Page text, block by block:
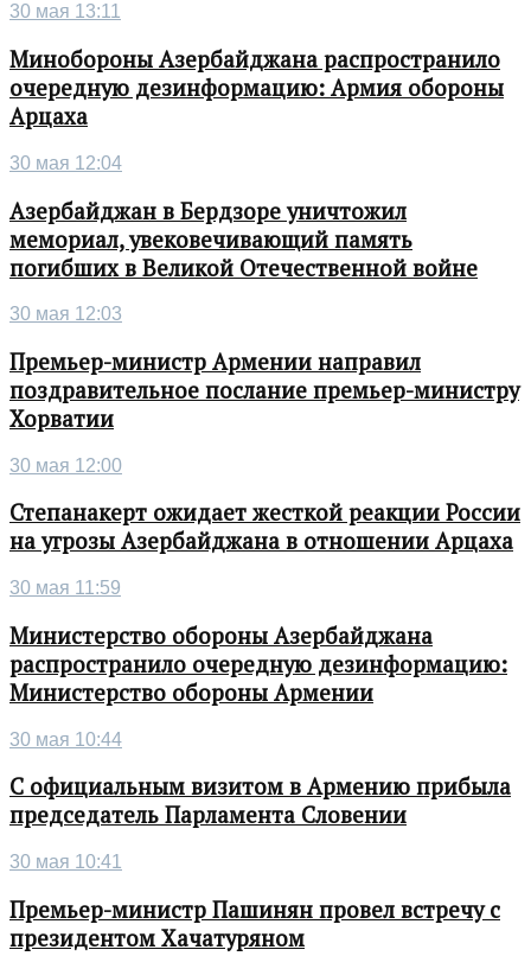
30 мая 13:11
Минобороны Азербайджана распространило
очередную дезинформацию: Армия обороны
Арцаха
30 мая 12:04
Азербайджан в Бердзоре уничтожил
мемориал, увековечивающий память
погибших в Великой Отечественной войне
30 мая 12:03
Премьер-министр Армении направил
поздравительное послание премьер-министру
Хорватии
30 мая 12:00
Степанакерт ожидает жесткой реакции России
на угрозы Азербайджана в отношении Арцаха
30 мая 11:59
Министерство обороны Азербайджана
распространило очередную дезинформацию:
Министерство обороны Армении
30 мая 10:44
С официальным визитом в Армению прибыла
председатель Парламента Словении
30 мая 10:41
Премьер-министр Пашинян провел встречу с
президентом Хачатуряном